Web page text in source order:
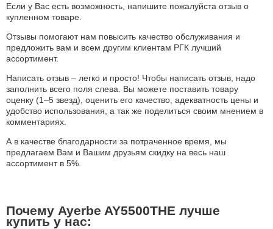
Если у Вас есть возможность, напишите пожалуйста отзыв о
купленном товаре.
Отзывы помогают нам повысить качество обслуживания и
предложить вам и всем другим клиентам РГК лучший
ассортимент.
Написать отзыв – легко и просто! Чтобы написать отзыв, надо
заполнить всего поля слева. Вы можете поставить товару
оценку (1–5 звезд), оценить его качество, адекватность цены и
удобство использования, а так же поделиться своим мнением в
комментариях.
А в качестве благодарности за потраченное время, мы
предлагаем Вам и Вашим друзьям скидку на весь наш
ассортимент в 5%.
Почему Ayerbe AY5500THE лучше
купить у нас: